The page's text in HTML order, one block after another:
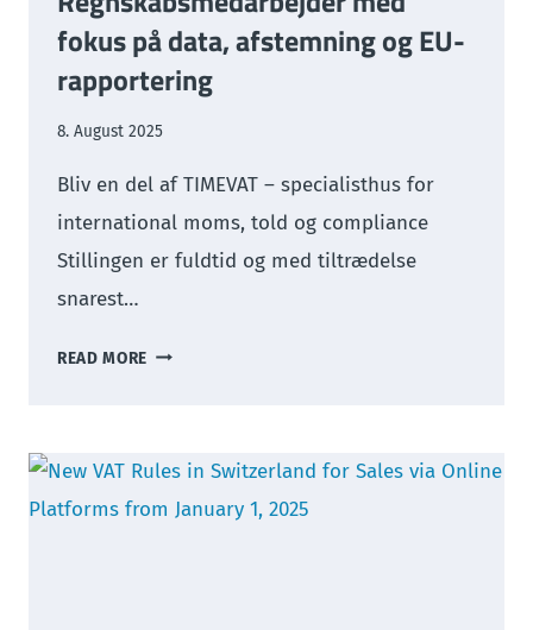
fokus på data, afstemning og EU-
rapportering
8. August 2025
Bliv en del af TIMEVAT – specialisthus for
international moms, told og compliance
Stillingen er fuldtid og med tiltrædelse
snarest…
READ MORE REGNSKABSMEDARBEJDER
DATA,
AFSTEMNING